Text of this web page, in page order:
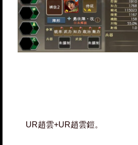
UR趙雲+UR趙雲鎧。